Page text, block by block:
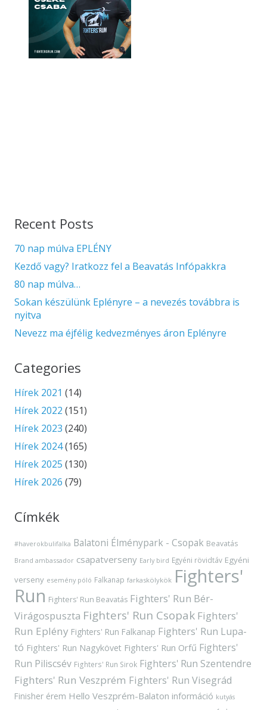
Recent Posts
70 nap múlva EPLÉNY
Kezdő vagy? Iratkozz fel a Beavatás Infópakkra
80 nap múlva…
Sokan készülünk Eplényre – a nevezés továbbra is
nyitva
Nevezz ma éjfélig kedvezményes áron Eplényre
Categories
Hírek 2021 (14)
Hírek 2022 (151)
Hírek 2023 (240)
Hírek 2024(165)
Hírek 2025 (130)
Hírek 2026 (79)
Címkék
#haverokbulifalka Balatoni Élménypark - Csopak Beavatás
Brand ambassador csapatverseny Early bird Egyéni rövidtáv Egyéni
verseny esemény póló Falkanap farkaskölykök Fighters'
Run Fighters' Run Beavatás Fighters' Run Bér-
Virágospuszta Fighters' Run Csopak Fighters'
Run Eplény Fighters' Run Falkanap Fighters' Run Lupa-
tó Fighters' Run Nagykövet Fighters' Run Orfű Fighters'
Run Piliscsév Fighters' Run Sirok Fighters' Run Szentendre
Fighters' Run Veszprém Fighters' Run Visegrád
Finisher érem Hello Veszprém-Balaton információ kutyás